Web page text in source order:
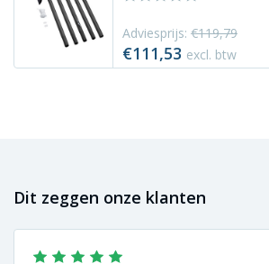
Adviesprijs: €119,79
€111,53 excl. btw
Dit zeggen onze klanten